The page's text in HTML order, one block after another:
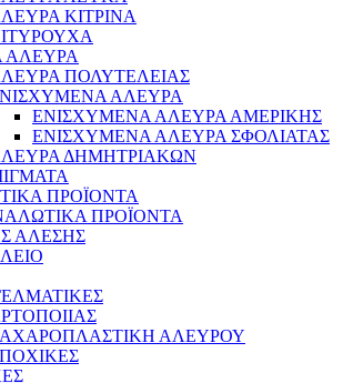
ΚΙΤΡΙΝΑ
ΑΛΕΥΡΑ
ΠΟΛΥΤΕΛΕΙΑΣ
ΑΛΕΥΡΑ
ΕΝΙΣΧΥΜΕΝΑ ΑΛΕΥΡΑ ΑΜΕΡΙΚΗΣ
ΕΝΙΣΧΥΜΕΝΑ ΑΛΕΥΡΑ ΣΦΟΛΙΑΤΑΣ
ΔΗΜΗΤΡΙΑΚΩΝ
ΠΡΟΪΟΝΤΑ
ΠΡΟΪΟΝΤΑ
ΑΛΕΣΗΣ
ΑΛΕΥΡΟΥ